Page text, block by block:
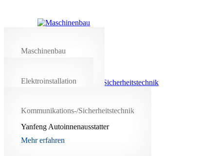
Maschinenbau
Mehr erfahren
Elektroinstallation
Mehr erfahren
Kommunikations-/Sicherheitstechnik
Yanfeng Autoinnenausstatter
Mehr erfahren